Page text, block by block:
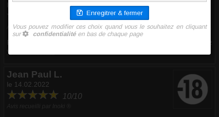
le 21.12.2022
10/10
Avis recueilli par Inoki ®
Pour lire ce commentaire et visualiser cette photo, vous devez
vous connecter
Jean Paul L.
le 14.02.2022
10/10